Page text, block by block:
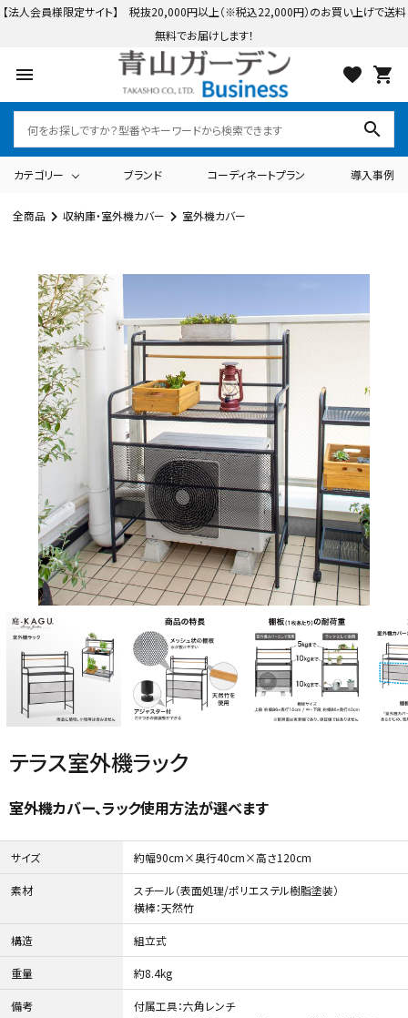
【法人会員様限定サイト】 税抜20,000円以上（※税込22,000円）のお買い上げで送料
無料でお届けします！
menu favorite shopping_cart
search
カテゴリー
テーブル・チェアー・パラソル ライト・イルミネーション
シェード ポーチ・オーニング
デッキ・タイル・人工芝 レイズドベッドプランター
ブランド コーディネートプラン 導入事例
ログイン
カテゴリーから探す
ブランドから探す
ご利用ガイド
よくある質問
お問い合わせ
特定商取引法について
プライバシーポリシー
会社概要
全商品 収納庫・室外機カバー 室外機カバー
テラス室外機ラック
室外機カバー、ラック使用方法が選べます
サイズ 約幅90cm×奥行40cm×高さ120cm
素材
スチール（表面処理/ポリエステル樹脂塗装）
横棒：天然竹
構造 組立式
重量 約8.4kg
備考
付属工具：六角レンチ